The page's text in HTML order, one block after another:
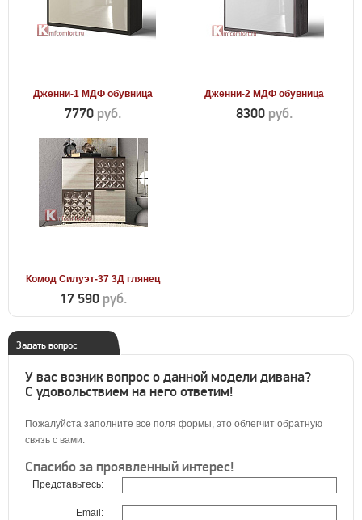
Дженни-1 МДФ обувница
7770 руб.
Дженни-2 МДФ обувница
8300 руб.
Комод Силуэт-37 3Д глянец
17 590 руб.
Задать вопрос
У вас возник вопрос о данной модели дивана?
С удовольствием на него ответим!
Пожалуйста заполните все поля формы, это облегчит обратную
связь с вами.
Спасибо за проявленный интерес!
Представьтесь:
Email: